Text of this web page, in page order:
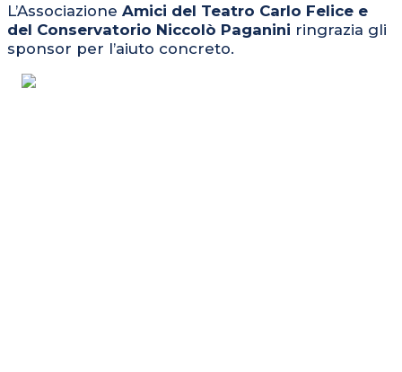
L’Associazione Amici del Teatro Carlo Felice e
del Conservatorio Niccolò Paganini ringrazia gli
sponsor per l’aiuto concreto.